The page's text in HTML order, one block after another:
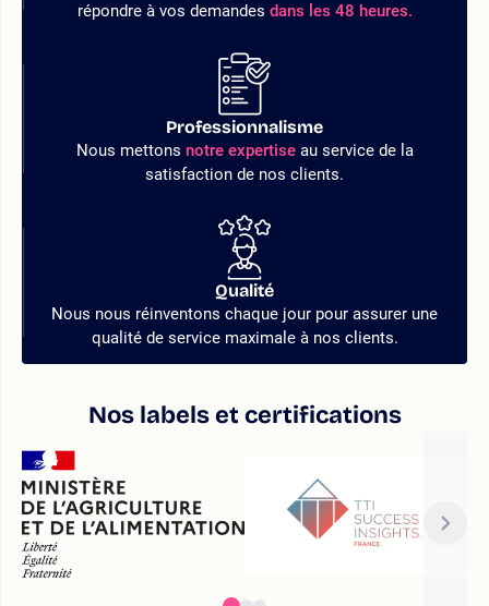
répondre à vos demandes dans les 48 heures.
Professionnalisme
Nous mettons notre expertiseau service de la
satisfaction de nos clients.
Qualité
Nous nous réinventons chaque jour pour assurer une
qualité de service maximale à nos clients.
Nos labels et certifications